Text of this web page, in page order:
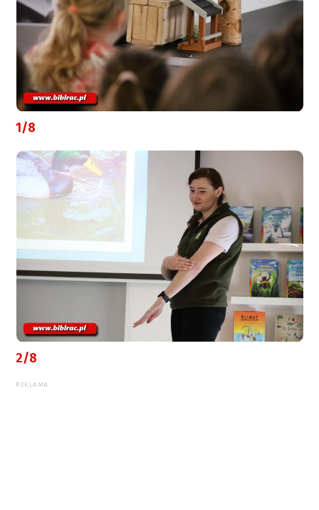
1/8
2/8
REKLAMA